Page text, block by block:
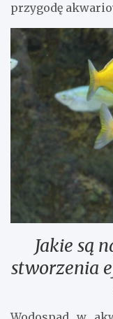
przygodę
Jakie są
stworzenia